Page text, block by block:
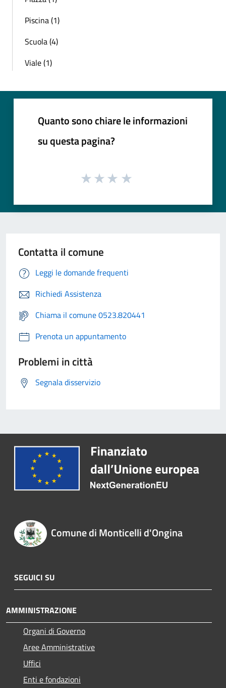
Piscina (1)
Scuola (4)
Viale (1)
Quanto sono chiare le informazioni
su questa pagina?
Contatta il comune
Leggi le domande frequenti
Richiedi Assistenza
Chiama il comune 0523.820441
Prenota un appuntamento
Problemi in città
Segnala disservizio
Comune di Monticelli d'Ongina
SEGUICI SU
AMMINISTRAZIONE
Organi di Governo
Aree Amministrative
Uffici
Enti e fondazioni